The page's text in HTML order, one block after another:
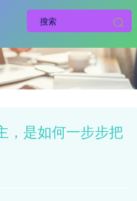
，是如何一步步把